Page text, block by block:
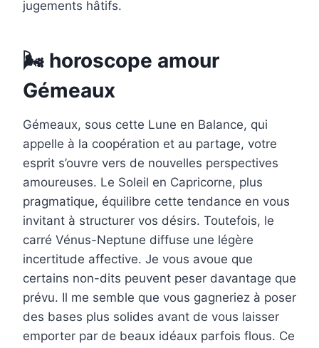
jugements hâtifs.
🌬️ horoscope amour
Gémeaux
Gémeaux, sous cette Lune en Balance, qui
appelle à la coopération et au partage, votre
esprit s’ouvre vers de nouvelles perspectives
amoureuses. Le Soleil en Capricorne, plus
pragmatique, équilibre cette tendance en vous
invitant à structurer vos désirs. Toutefois, le
carré Vénus-Neptune diffuse une légère
incertitude affective. Je vous avoue que
certains non-dits peuvent peser davantage que
prévu. Il me semble que vous gagneriez à poser
des bases plus solides avant de vous laisser
emporter par de beaux idéaux parfois flous. Ce